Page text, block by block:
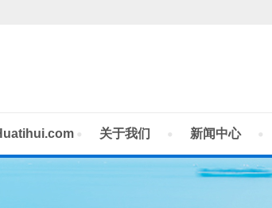
新闻中心
关于我们